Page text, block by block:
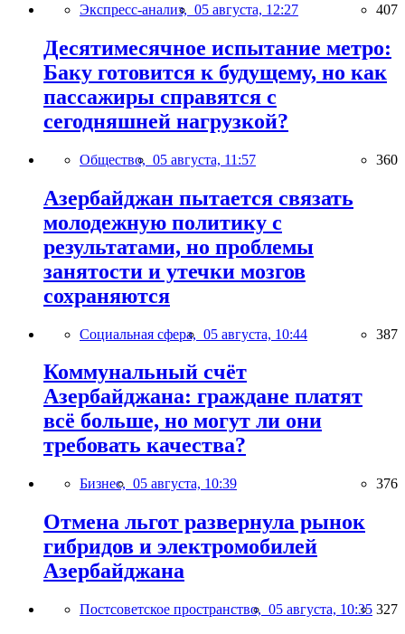
Экспресс-анализ, 05 августа, 12:27 407
Десятимесячное испытание метро:
Баку готовится к будущему, но как
пассажиры справятся с
сегодняшней нагрузкой?
Общество, 05 августа, 11:57 360
Азербайджан пытается связать
молодежную политику с
результатами, но проблемы
занятости и утечки мозгов
сохраняются
Социальная сфера, 05 августа, 10:44 387
Коммунальный счёт
Азербайджана: граждане платят
всё больше, но могут ли они
требовать качества?
Бизнес, 05 августа, 10:39 376
Отмена льгот развернула рынок
гибридов и электромобилей
Азербайджана
Постсоветское пространство, 05 августа, 10:35 327